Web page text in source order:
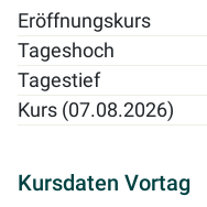
Eröffnungskurs
Tageshoch
Tagestief
Kurs (07.08.2026)
Kursdaten Vortag